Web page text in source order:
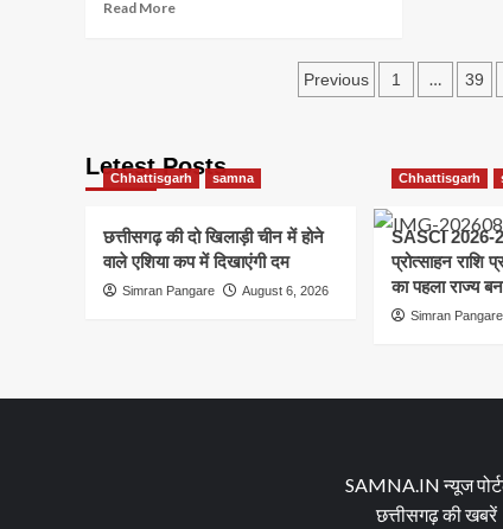
Read MoreRead
स्पा
एंड
में
का
Posts
Previous 1 … 39
Letest Posts
Chhattisgarh samna
छत्तीसगढ़ की दो खिलाड़ी चीन में होने
वाले एशिया कप में दिखाएंगी दम
Simran Pangare August 6, 2026
Chhattisgarh
SASCI 2026-
प्रोत्साहन राशि
का पहला राज्य
Simran Pangare
SAMNA.IN न्यूज
छत्तीसगढ़ की खबरें